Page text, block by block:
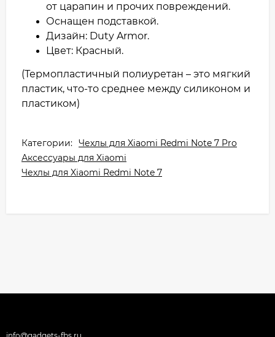
от царапин и прочих повреждений.
Оснащен подставкой.
Дизайн: Duty Armor.
Цвет: Красный.
(Термопластичный полиуретан – это мягкий
пластик, что-то среднее между силиконом и
пластиком)
Категории: Чехлы для Xiaomi Redmi Note 7 Pro
Аксессуары для Xiaomi
Чехлы для Xiaomi Redmi Note 7